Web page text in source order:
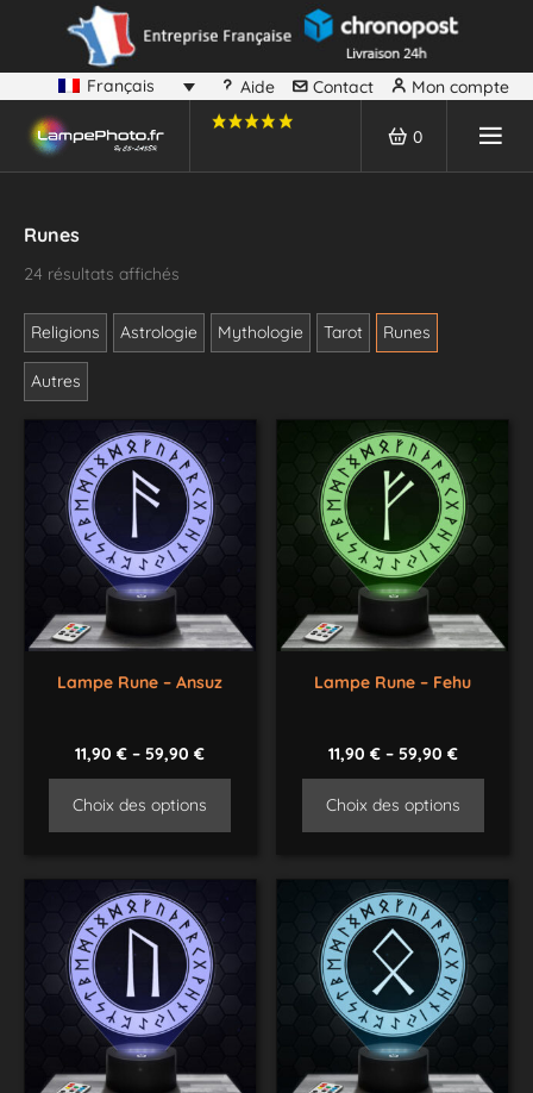
Français Aide Contact Mon compte
0
Runes
24 résultats affichés
Religions Astrologie Mythologie Tarot Runes
Autres
Lampe Rune – Ansuz
11,90€ –59,90€
Choix des options
Lampe Rune – Fehu
11,90 €– 59,90 €
Choix des options